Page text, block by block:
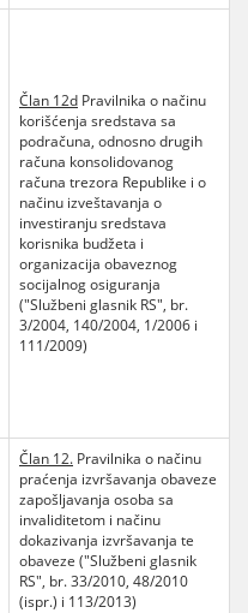
Član 12d Pravilnika o načinu
korišćenja sredstava sa
podračuna, odnosno drugih
računa konsolidovanog
računa trezora Republike i o
načinu izveštavanja o
investiranju sredstava
korisnika budžeta i
organizacija obaveznog
socijalnog osiguranja
("Službeni glasnik RS", br.
3/2004, 140/2004, 1/2006 i
111/2009)
Član 12. Pravilnika o načinu
praćenja izvršavanja obaveze
zapošljavanja osoba sa
invaliditetom i načinu
dokazivanja izvršavanja te
obaveze ("Službeni glasnik
RS", br. 33/2010, 48/2010
(ispr.) i 113/2013)